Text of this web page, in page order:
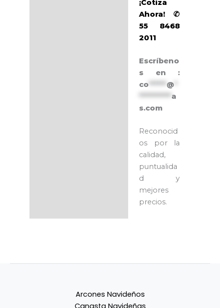
¡Cotiza
Ahora! ✆
55 8468
2011
Escríbeno
s en :
co ****** @
*********** a
s.com
Reconocid
os por la
calidad,
puntualida
d y
mejores
precios.
Arcones Navideños